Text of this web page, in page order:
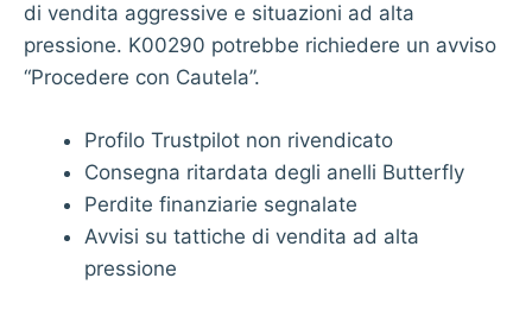
di vendita aggressive e situazioni ad alta
pressione. K00290 potrebbe richiedere un avviso
“Procedere con Cautela”.
Profilo Trustpilot non rivendicato
Consegna ritardata degli anelli Butterfly
Perdite finanziarie segnalate
Avvisi su tattiche di vendita ad alta
pressione